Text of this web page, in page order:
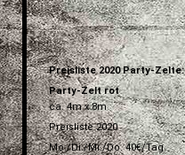
Preisliste 2020 Party-Zelte:
Party-Zelt rot
ca. 4m x 8m
Preisliste 2020
Mo./Di./Mi./Do. 40€/Tag